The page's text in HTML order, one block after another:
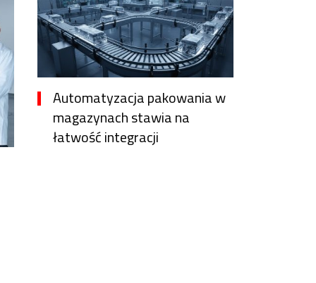
Automatyzacja pakowania w
magazynach stawia na
łatwość integracji